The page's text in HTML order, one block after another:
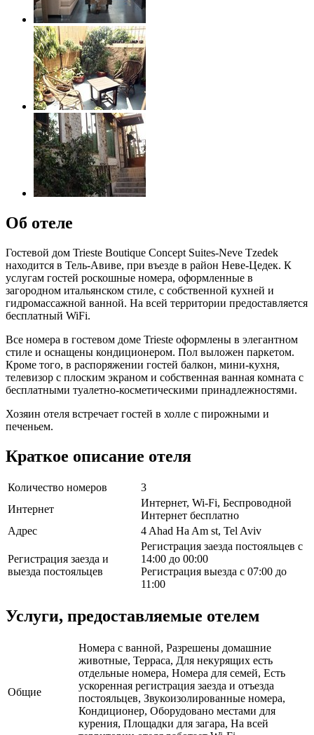
Об отеле
Гостевой дом Trieste Boutique Concept Suites-Neve Tzedek
находится в Тель-Авиве, при въезде в район Неве-Цедек. К
услугам гостей роскошные номера, оформленные в
загородном итальянском стиле, с собственной кухней и
гидромассажной ванной. На всей территории предоставляется
бесплатный WiFi.
Все номера в гостевом доме Trieste оформлены в элегантном
стиле и оснащены кондиционером. Пол выложен паркетом.
Кроме того, в распоряжении гостей балкон, мини-кухня,
телевизор с плоским экраном и собственная ванная комната с
бесплатными туалетно-косметическими принадлежностями.
Хозяин отеля встречает гостей в холле с пирожными и
печеньем.
Краткое описание отеля
Количество номеров
3
Интернет
Интернет, Wi-Fi, Беспроводной
Интернет бесплатно
Адрес
4 Ahad Ha Am st, Tel Aviv
Регистрация заезда и
выезда постояльцев
Регистрация заезда постояльцев с
14:00 до 00:00
Регистрация выезда с 07:00 до
11:00
Услуги, предоставляемые отелем
Общие
Номера с ванной, Разрешены домашние
животные, Терраса, Для некурящих есть
отдельные номера, Номера для семей, Есть
ускоренная регистрация заезда и отъезда
постояльцев, Звукоизолированные номера,
Кондиционер, Оборудовано местами для
курения, Площадки для загара, На всей